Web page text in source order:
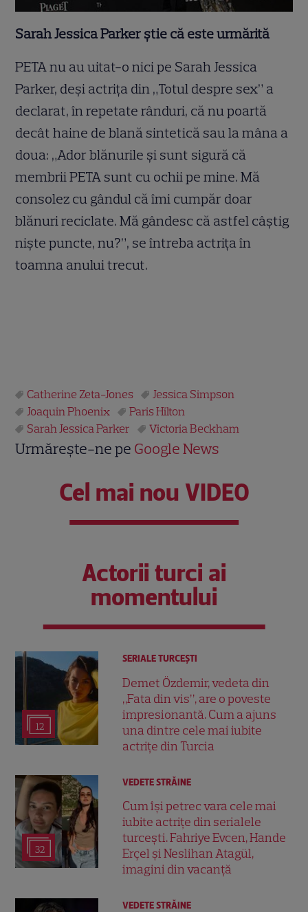
Sarah Jessica Parker ştie că este urmărită
PETA nu au uitat-o nici pe Sarah Jessica
Parker, deşi actriţa din „Totul despre sex” a
declarat, în repetate rânduri, că nu poartă
decât haine de blană sintetică sau la mâna a
doua: „Ador blănurile şi sunt sigură că
membrii PETA sunt cu ochii pe mine. Mă
consolez cu gândul că îmi cumpăr doar
blănuri reciclate. Mă gândesc că astfel câştig
nişte puncte, nu?”, se întreba actriţa în
toamna anului trecut.
Catherine Zeta-Jones
Jessica Simpson
Joaquin Phoenix
Paris Hilton
Sarah Jessica Parker
Victoria Beckham
Urmărește-ne pe Google News
Cel mai nou VIDEO
Actorii turci ai
momentului
12
SERIALE TURCEŞTI
Demet Özdemir, vedeta din
„Fata din vis”, are o poveste
impresionantă. Cum a ajuns
una dintre cele mai iubite
actrițe din Turcia
32
VEDETE STRĂINE
Cum își petrec vara cele mai
iubite actrițe din serialele
turcești. Fahriye Evcen, Hande
Erçel și Neslihan Atagül,
imagini din vacanță
VEDETE STRĂINE